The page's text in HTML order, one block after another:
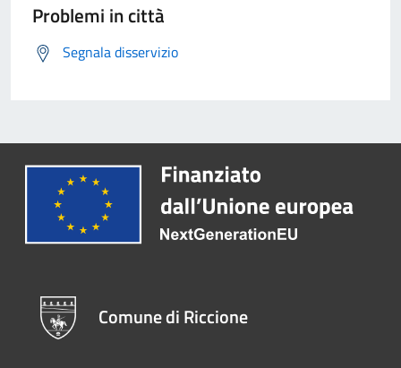
Problemi in città
Segnala disservizio
Comune di Riccione